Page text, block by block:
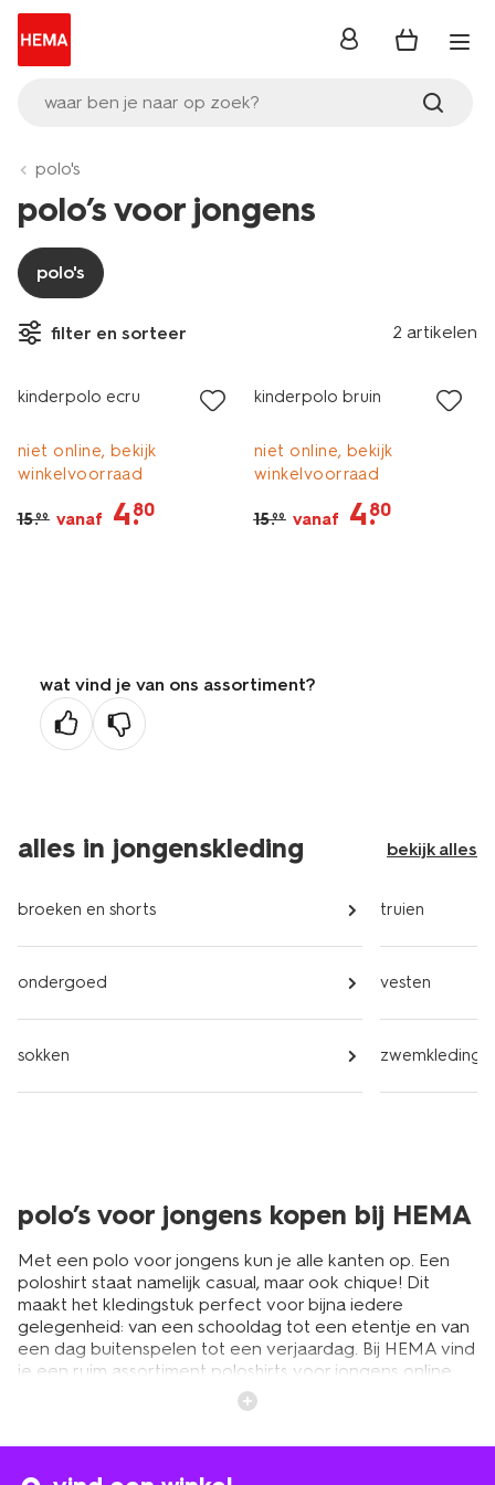
waar ben je naar op zoek?
inloggen
polo's
polo’s voor jongens
polo's
filter en sorteer 2 artikelen
sale
kinderpolo ecru
niet online, bekijk
winkelvoorraad
15.99 vanaf 4.
80
kinderpolo bruin
niet online, bekijk
winkelvoorraad
15.99 vanaf 4.
80
wat vind je van ons assortiment?
alles in jongenskleding bekijk alles
broeken en shorts
ondergoed
sokken
truien
vesten
zwemkleding
polo’s voor jongens kopen bij HEMA
Met een polo voor jongens kun je alle kanten op. Een
poloshirt staat namelijk casual, maar ook chique! Dit
maakt het kledingstuk perfect voor bijna iedere
gelegenheid: van een schooldag tot een etentje en van
een dag buitenspelen tot een verjaardag. Bij HEMA vind
je een ruim assortiment poloshirts voor jongens online.
Ze zijn gemaakt van katoen. Ze zitten dus lekker en
ademen goed. Dit maakt het ook een perfect